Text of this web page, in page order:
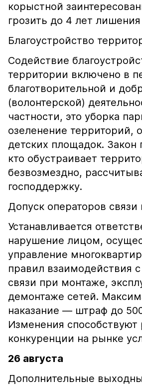
корыстной
грозить до 4 лет
Благоустройство
Содействие
территории включено в
благотворительной и
(волонтерской)
частности, это уборка
озеленение территорий,
детских площадок. Закон
кто обустраивает
безвозмездно,
господдержку.
Допуск операторов
Устанавливается
нарушение лицом,
управление
правил взаимодействия
связи при монтаже,
демонтаже сетей.
наказание — штраф до
Изменения способствуют
конкуренции на рынке
26 августа
Дополнительные